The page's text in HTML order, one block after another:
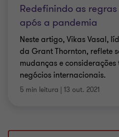
Redefinindo as
após a pandemia
Neste artigo, Vikas Vasal,
da Grant Thornton, reflete
mudanças e
negócios internacionais.
5 min leitura | 13 out. 2021